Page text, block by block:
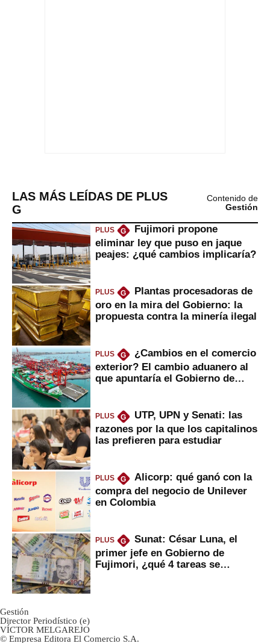
LAS MÁS LEÍDAS DE PLUS
G
Contenido de
Gestión
PLUS G
Fujimori propone
eliminar ley que puso en jaque
peajes: ¿qué cambios implicaría?
PLUS G
Plantas procesadoras de
oro en la mira del Gobierno: la
propuesta contra la minería ilegal
PLUS G
¿Cambios en el comercio
exterior? El cambio aduanero al
que apuntaría el Gobierno de
PLUS G
UTP, UPN y Senati: las
razones por la que los capitalinos
las prefieren para estudiar
PLUS G
Alicorp: qué ganó con la
compra del negocio de Unilever
en Colombia
PLUS G
Sunat: César Luna, el
primer jefe en Gobierno de
Fujimori, ¿qué 4 tareas se
Gestión
Director Periodístico (e)
VÍCTOR MELGAREJO
© Empresa Editora El Comercio S.A.